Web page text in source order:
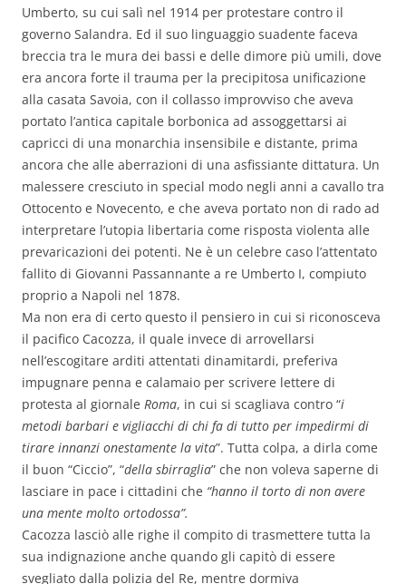
Umberto, su cui salì nel 1914 per protestare contro il
governo Salandra. Ed il suo linguaggio suadente faceva
breccia tra le mura dei bassi e delle dimore più umili, dove
era ancora forte il trauma per la precipitosa unificazione
alla casata Savoia, con il collasso improvviso che aveva
portato l’antica capitale borbonica ad assoggettarsi ai
capricci di una monarchia insensibile e distante, prima
ancora che alle aberrazioni di una asfissiante dittatura. Un
malessere cresciuto in special modo negli anni a cavallo tra
Ottocento e Novecento, e che aveva portato non di rado ad
interpretare l’utopia libertaria come risposta violenta alle
prevaricazioni dei potenti. Ne è un celebre caso l’attentato
fallito di Giovanni Passannante a re Umberto I, compiuto
proprio a Napoli nel 1878.
Ma non era di certo questo il pensiero in cui si riconosceva
il pacifico Cacozza, il quale invece di arrovellarsi
nell’escogitare arditi attentati dinamitardi, preferiva
impugnare penna e calamaio per scrivere lettere di
protesta al giornale Roma, in cui si scagliava contro “i
metodi barbari e vigliacchi di chi fa di tutto per impedirmi di
tirare innanzi onestamente la vita”. Tutta colpa, a dirla come
il buon “Ciccio”, “della sbirraglia” che non voleva saperne di
lasciare in pace i cittadini che “hanno il torto di non avere
una mente molto ortodossa”.
Cacozza lasciò alle righe il compito di trasmettere tutta la
sua indignazione anche quando gli capitò di essere
svegliato dalla polizia del Re, mentre dormiva